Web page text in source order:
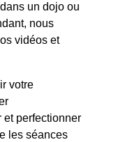
un dojo ou
nous
vidéos et
votre
et perfectionner
les séances